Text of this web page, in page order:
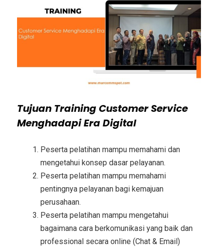
Tujuan Training Customer Service
Menghadapi Era Digital
Peserta pelatihan mampu memahami dan
mengetahui konsep dasar pelayanan.
Peserta pelatihan mampu memahami
pentingnya pelayanan bagi kemajuan
perusahaan.
Peserta pelatihan mampu mengetahui
bagaimana cara berkomunikasi yang baik dan
professional secara online (Chat & Email)